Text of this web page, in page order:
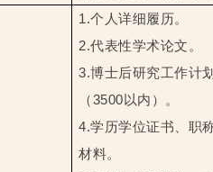
1.个人详细履历。
2.代表性学术论文。
3.博士后研究工作计
（3500以内）。
4.学历学位证书、职
材料。